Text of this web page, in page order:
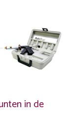
in de